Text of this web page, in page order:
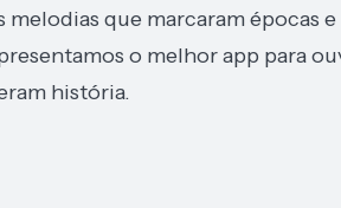
que marcaram épocas e
o melhor app para
história.